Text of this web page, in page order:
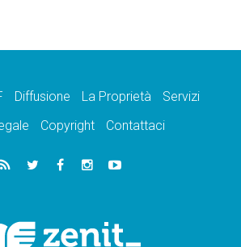
Diffusione La Proprietà
Servizi
Copyright Contattaci